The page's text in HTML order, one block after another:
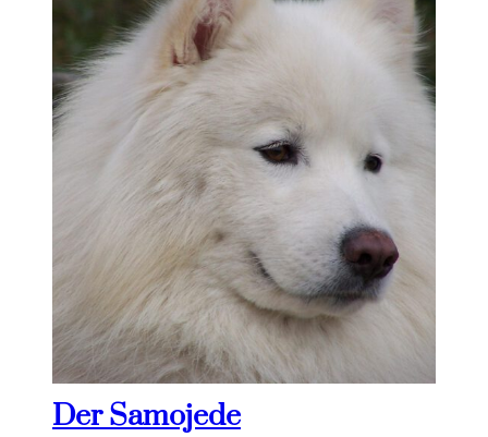
Der Samojede